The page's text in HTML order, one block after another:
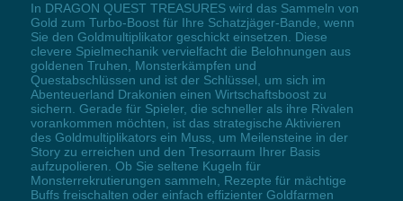
In DRAGON QUEST TREASURES wird das Sammeln von
Gold zum Turbo-Boost für Ihre Schatzjäger-Bande, wenn
Sie den Goldmultiplikator geschickt einsetzen. Diese
clevere Spielmechanik vervielfacht die Belohnungen aus
goldenen Truhen, Monsterkämpfen und
Questabschlüssen und ist der Schlüssel, um sich im
Abenteuerland Drakonien einen Wirtschaftsboost zu
sichern. Gerade für Spieler, die schneller als ihre Rivalen
vorankommen möchten, ist das strategische Aktivieren
des Goldmultiplikators ein Muss, um Meilensteine in der
Story zu erreichen und den Tresorraum Ihrer Basis
aufzupolieren. Ob Sie seltene Kugeln für
Monsterrekrutierungen sammeln, Rezepte für mächtige
Buffs freischalten oder einfach effizienter Goldfarmen